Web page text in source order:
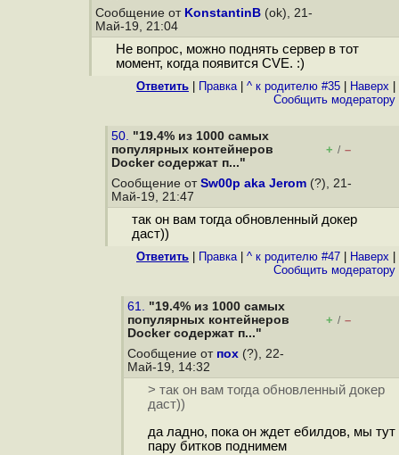
Сообщение от KonstantinB (ok), 21-
Май-19, 21:04
Не вопрос, можно поднять сервер в тот
момент, когда появится CVE. :)
Ответить Правка| ^ к родителю #35 Наверх
Cообщить модератору
50. "19.4% из 1000 самых
популярных контейнеров
Docker содержат п..."
+ / –
Сообщение от Sw00p aka Jerom (?), 21-
Май-19, 21:47
так он вам тогда обновленный докер
даст))
Ответить Правка| ^ к родителю #47 Наверх
Cообщить модератору
61. "19.4% из 1000 самых
популярных контейнеров
Docker содержат п..."
+ / –
Сообщение от пох (?), 22-
Май-19, 14:32
> так он вам тогда обновленный докер
даст))
да ладно, пока он ждет ебилдов, мы тут
пару битков поднимем